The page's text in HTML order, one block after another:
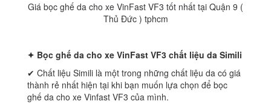
Giá bọc ghế da cho xe VinFast VF3 tốt nhất tại Quận 9 (
Thủ Đức ) tphcm
✦ Bọc ghế da cho xe VinFast VF3 chất liệu da Simili
✔ Chất liệu Simili là một trong những chất liệu da có giá
thành rẻ nhất hiện tại khi bạn muốn lựa chọn để bọc
ghế da cho xe Vinfast VF3 của mình.